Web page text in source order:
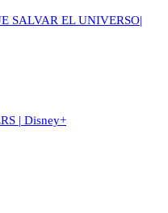
SALVAR EL UNIVERSO|
| Disney+